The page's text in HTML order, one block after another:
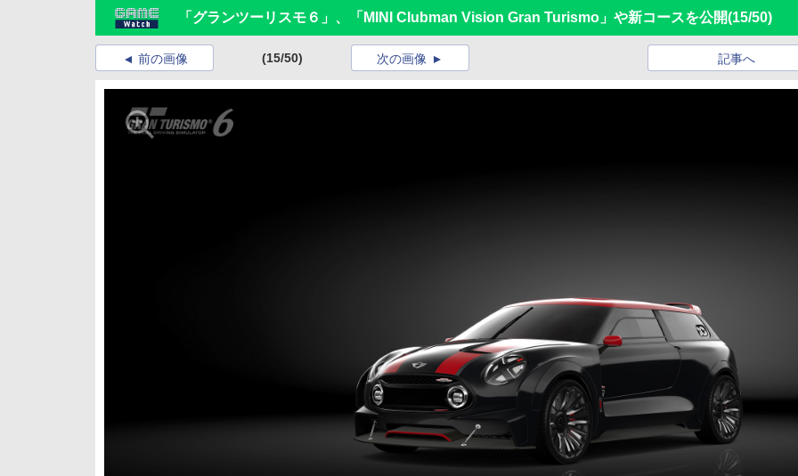
「グランツーリスモ６」、「MINI Clubman Vision Gran Turismo」や新コースを公開(15/50)
前の画像 (15/50) 記事へ
次の画像